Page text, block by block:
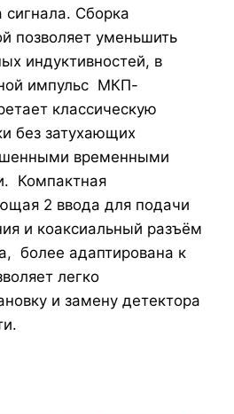
Сборка
позволяет уменьшить
индуктивностей, в
импульс МКП-
классическую
без затухающих
временными
Компактная
2 ввода для подачи
и коаксиальный разъём
более адаптирована к
легко
и замену детектора